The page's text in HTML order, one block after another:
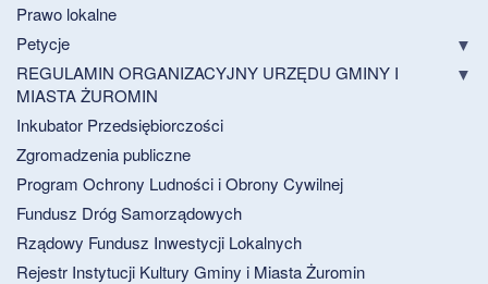
Prawo lokalne
Petycje
REGULAMIN ORGANIZACYJNY URZĘDU GMINY I
MIASTA ŻUROMIN
Inkubator Przedsiębiorczości
Zgromadzenia publiczne
Program Ochrony Ludności i Obrony Cywilnej
Fundusz Dróg Samorządowych
Rządowy Fundusz Inwestycji Lokalnych
Rejestr Instytucji Kultury Gminy i Miasta Żuromin